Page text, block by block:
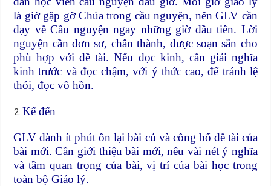
là giờ gặp gỡ Chúa trong cầu nguyện, nên GLV cần
dạy về Cầu nguyện ngay những giờ đầu tiên. Lời
nguyện cần đơn sơ, chân thành, được soạn sẳn cho
phù hợp với đề tài. Nếu đọc kinh, cần giải nghĩa
kinh trước và đọc chậm, với ý thức cao, để tránh lệ
thói, đọc vô hồn.
Kế đến
GLV dành ít phút ôn lại bài củ và công bố đề tài của
bài mới. Cần giới thiệu bài mới, nêu vài nét ý nghĩa
và tầm quan trọng của bài, vị trí của bài học trong
toàn bộ Giáo lý.